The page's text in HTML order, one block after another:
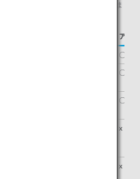
あり、「×」はサービスなしを表しま
アシ
〇
〇
〇
x
x